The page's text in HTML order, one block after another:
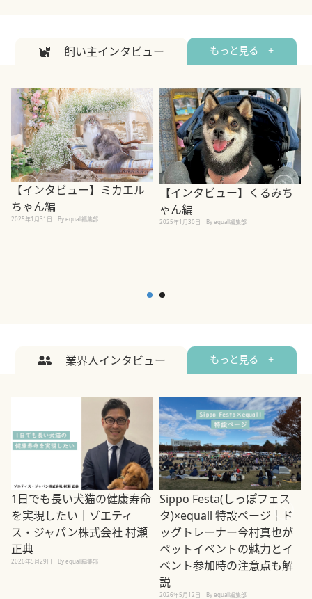
飼い主インタビュー もっと見る +
【インタビュー】ミカエル
ちゃん編
2025年1月31日 By equall編集部
【インタビュー】くるみち
ゃん編
2025年1月30日 By equall編集部
業界人インタビュー もっと見る +
1日でも長い犬猫の健康寿命
を実現したい｜ゾエティ
ス・ジャパン株式会社 村瀬
正典
2026年5月29日 By equall編集部
Sippo Festa(しっぽフェス
タ)×equall 特設ページ｜ド
ッグトレーナー今村真也が
ペットイベントの魅力とイ
ベント参加時の注意点も解
説
2026年5月12日 By equall編集部